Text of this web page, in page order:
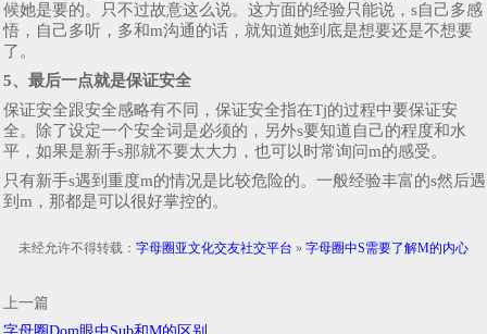
候她是要的。只不过故意这么说。这方面的经验只能说，s自己多感
悟，自己多听，多和m沟通的话，就知道她到底是想要还是不想要
了。
5、最后一点就是保证安全
保证安全跟安全感略有不同，保证安全指在Tj的过程中要保证安
全。除了设定一个安全词是必须的，另外s要知道自己的程度和水
平，如果是新手s那就不要太大力，也可以时常询问m的感受。
只有新手s遇到重度m的情况是比较危险的。一般经验丰富的s然后遇
到m，那都是可以很好掌控的。
未经允许不得转载： 字母圈亚文化交友社交平台 » 字母圈中S需要了解M的内心
上一篇